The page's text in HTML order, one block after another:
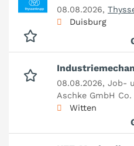
08.08.2026,
Duisburg
08.08.2026, Job-
Aschke GmbH Co.
Witten